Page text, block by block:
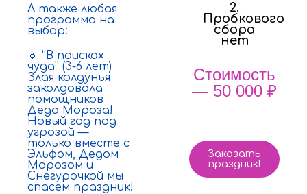
А также любая
программа на
выбор:
🔹 “В поисках
чуда” (3-6 лет)
Злая колдунья
заколдовала
помощников
Деда Мороза!
Новый год под
угрозой —
только вместе с
Эльфом, Дедом
Морозом и
Снегурочкой мы
спасем праздник!
2.
Пробкового
сбора
нет
Стоимость
— 50 000 ₽
Заказать
праздник!